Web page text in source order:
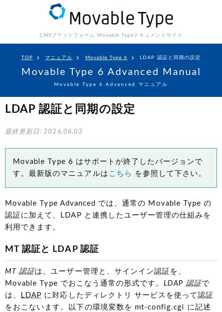
CMSプラットフォーム Movable Type ドキュメントサイト
TOP マニュアル Movable Type 6 LDAP 認証と同期の設定
Movable Type 6 Advanced Manual
Movable Type 6 Advanced マニュアル
LDAP 認証と同期の設定
最終更新日: 2026.06.03
Movable Type 6 はサポートが終了したバージョンで
す。最新版のマニュアルは こちら を参照して下さい。
Movable Type Advanced では、通常の Movable Type の
認証に加えて、LDAP と連携したユーザー管理の仕組みを
利用できます。
MT 認証と LDAP 認証
MT 認証は、ユーザー管理と、サインイン認証を、
Movable Type でおこなう通常の形式です。LDAP 認証で
は、
LDAP に対応したディレクトリ サービスを使って認証
をおこないます。以下の環境変数を mt-config.cgi に記述